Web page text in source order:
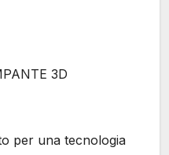
3D
per una tecnologia